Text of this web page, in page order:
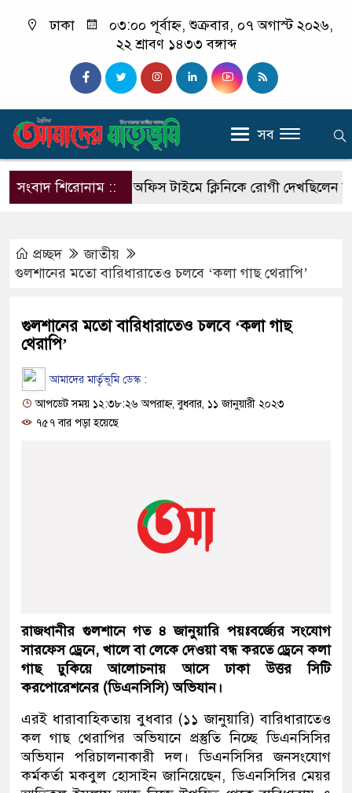
ঢাকা
০৩:০০ পূর্বাহ্ন, শুক্রবার, ০৭ অগাস্ট ২০২৬,
২২ শ্রাবণ ১৪৩৩ বঙ্গাব্দ
সব
সংবাদ শিরোনাম ::
এসআরবি অফিস টাইমে ক্লিনিকে রোগী দেখছিলেন
প্রচ্ছদ
জাতীয়
গুলশানের মতো বারিধারাতেও চলবে ‘কলা গাছ থেরাপি’
গুলশানের মতো বারিধারাতেও চলবে ‘কলা গাছ
থেরাপি’
আমাদের মার্তৃভূমি ডেস্ক :
আপডেট সময় ১২:৩৮:২৬ অপরাহ্ন, বুধবার, ১১ জানুয়ারী ২০২৩
৭৫৭ বার পড়া হয়েছে
রাজধানীর গুলশানে গত ৪ জানুয়ারি পয়ঃবর্জ্যের সংযোগ
সারফেস ড্রেনে, খালে বা লেকে দেওয়া বন্ধ করতে ড্রেনে কলা
গাছ ঢুকিয়ে আলোচনায় আসে ঢাকা উত্তর সিটি
করপোরেশনের (ডিএনসিসি) অভিযান।
এরই ধারাবাহিকতায় বুধবার (১১ জানুয়ারি) বারিধারাতেও
কল গাছ থেরাপির অভিযানে প্রস্তুতি নিচ্ছে ডিএনসিসির
অভিযান পরিচালনাকারী দল। ডিএনসিসির জনসংযোগ
কর্মকর্তা মকবুল হোসাইন জানিয়েছেন, ডিএনসিসির মেয়র